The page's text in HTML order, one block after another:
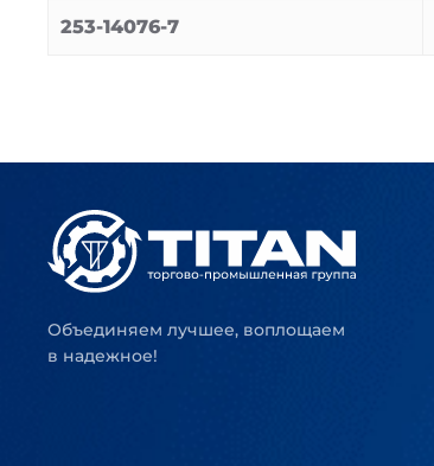
253-14076-7
Объединяем лучшее, воплощаем
в надежное!